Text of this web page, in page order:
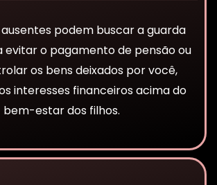
podem buscar a guarda
evitar o pagamento de pensão ou
os bens deixados por você,
interesses financeiros acima do
bem-estar dos filhos.